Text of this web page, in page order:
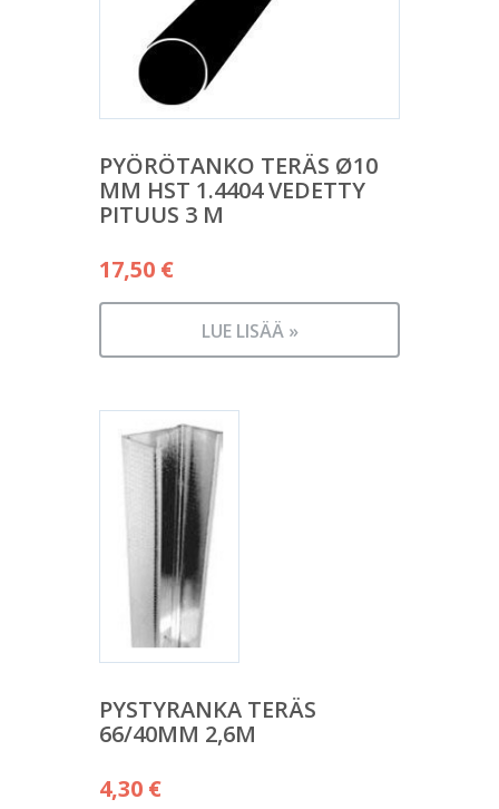
PYÖRÖTANKO TERÄS Ø10
MM HST 1.4404 VEDETTY
PITUUS 3 M
17,50 €
LUE LISÄÄ »
PYSTYRANKA TERÄS
66/40MM 2,6M
4,30 €